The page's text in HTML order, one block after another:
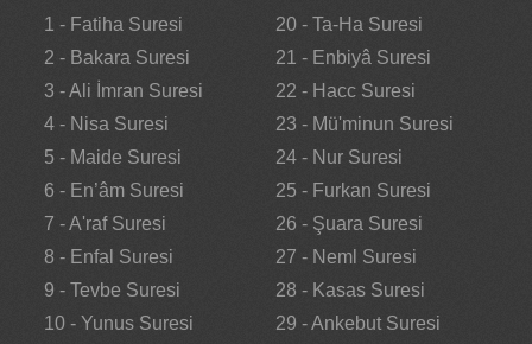
1 - Fatiha Suresi
2 - Bakara Suresi
3 - Ali İmran Suresi
4 - Nisa Suresi
5 - Maide Suresi
6 - En’âm Suresi
7 - A'raf Suresi
8 - Enfal Suresi
9 - Tevbe Suresi
10 - Yunus Suresi
20 - Ta-Ha Suresi
21 - Enbiyâ Suresi
22 - Hacc Suresi
23 - Mü'minun Suresi
24 - Nur Suresi
25 - Furkan Suresi
26 - Şuara Suresi
27 - Neml Suresi
28 - Kasas Suresi
29 - Ankebut Suresi